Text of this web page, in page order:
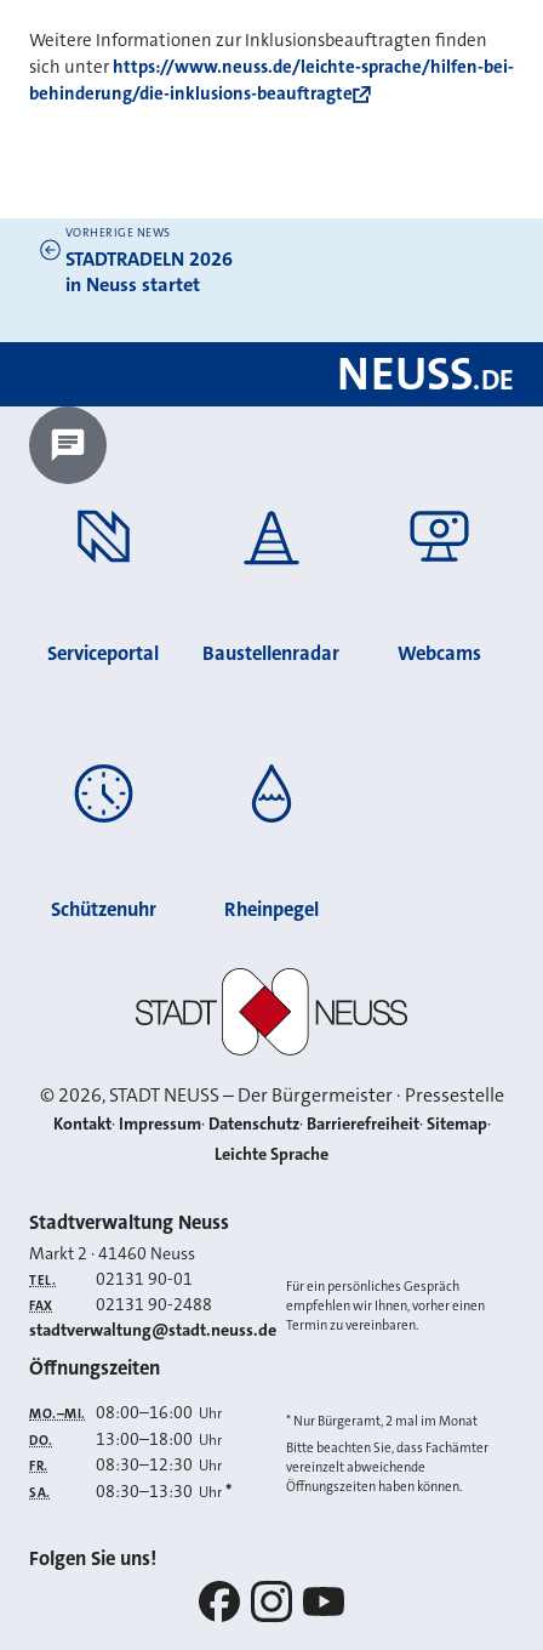
Weitere Informationen zur Inklusionsbeauftragten finden
sich unter https://www.neuss.de/leichte-sprache/hilfen-bei-
behinderung/die-inklusions-beauftragte
Weitere News
VORHERIGE NEWS
STADTRADELN 2026
in Neuss startet
NEUSS.DE
Chatbot laden?
Serviceportal Baustellenradar Webcams
Schützenuhr Rheinpegel
©2026, STADT NEUSS – Der Bürgermeister · Pressestelle
Kontakt Impressum Datenschutz Barrierefreiheit Sitemap
Leichte Sprache
Kontakt
Stadtverwaltung Neuss
Markt 2 ·41460 Neuss
TEL. 02131 90-01
FAX 02131 90-2488
E-MAIL
stadtverwaltung@stadt.neuss.de
Für ein persönliches Gespräch
empfehlen wir Ihnen, vorher einen
Termin zu vereinbaren.
Öffnungszeiten
MO.–MI. 08:00–16:00 Uhr
DO. 13:00–18:00 Uhr
FR. 08:30–12:30 Uhr
SA. 08:30–13:30 Uhr *
* Nur Bürgeramt, 2 mal im Monat
Bitte beachten Sie, dass Fachämter
vereinzelt abweichende
Öffnungszeiten haben können.
Folgen Sie uns!